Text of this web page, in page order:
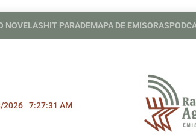
NOVELASHIT PARADEMAPA DE EMISORAS
2026 7:27:32 AM